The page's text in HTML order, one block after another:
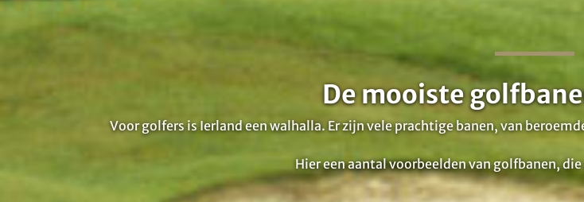
De mooiste
Voor golfers is Ierland een walhalla. Er zijn vele prachtige banen, van
Hier een aantal voorbeelden van golfbanen,